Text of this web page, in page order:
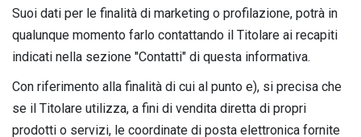
Suoi dati per le finalità di marketing o profilazione, potrà in
qualunque momento farlo contattando il Titolare ai recapiti
indicati nella sezione "Contatti" di questa informativa.
Con riferimento alla finalità di cui al punto e), si precisa che
se il Titolare utilizza, a fini di vendita diretta di propri
prodotti o servizi, le coordinate di posta elettronica fornite